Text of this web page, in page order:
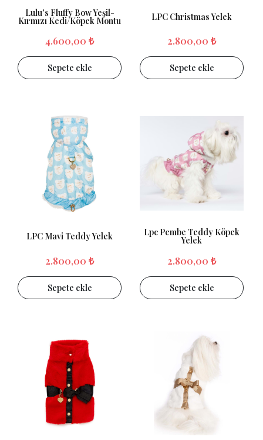
Lulu's Fluffy Bow Yeşil-
Kırmızı Kedi/Köpek Montu
4.600,00 ₺
Sepete ekle
LPC Christmas Yelek
2.800,00 ₺
Sepete ekle
LPC Mavi Teddy Yelek
2.800,00 ₺
Sepete ekle
Lpc Pembe Teddy Köpek
Yelek
2.800,00 ₺
Sepete ekle